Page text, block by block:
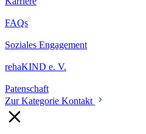
FAQs
Soziales Engagement
rehaKIND e. V.
Patenschaft
Zur Kategorie Kontakt